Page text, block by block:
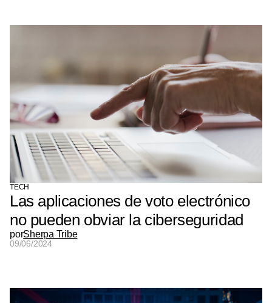
TECH
Las aplicaciones de voto electrónico
no pueden obviar la ciberseguridad
porSherpa Tribe
09/06/2024